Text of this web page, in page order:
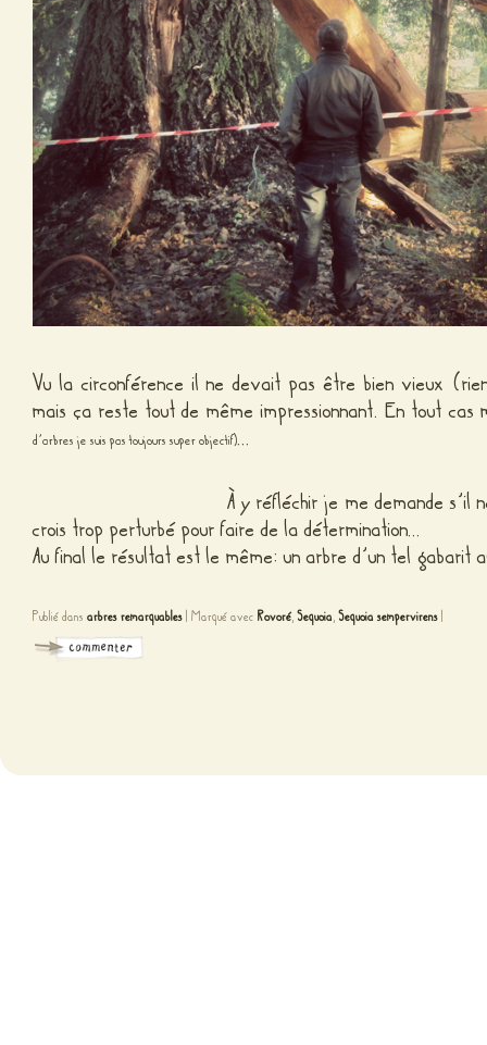
Vu la circonférence il ne devait pas être bien vieux
mais ça reste tout de même impressionnant. En tout cas
d’arbres je suis pas toujours super objectif)…
À y réfléchir je me demande s’il ne
crois trop perturbé pour faire de la détermination…
Au final le résultat est le même: un arbre d’un tel gabarit
Publié dans arbres remarquables Marqué avec Rovoré,Sequoia,Sequoia sempervirens